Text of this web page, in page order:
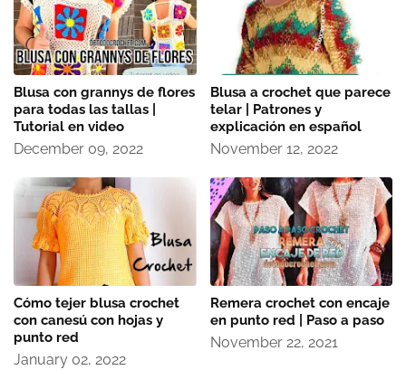
Blusa con grannys de flores
para todas las tallas |
Tutorial en video
December 09, 2022
Blusa a crochet que parece
telar | Patrones y
explicación en español
November 12, 2022
Cómo tejer blusa crochet
con canesú con hojas y
punto red
January 02, 2022
Remera crochet con encaje
en punto red | Paso a paso
November 22, 2021